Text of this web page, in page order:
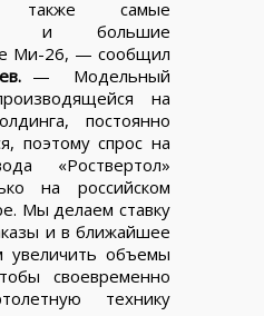
самые
и большие
Ми-26, — сообщил
— Модельный
на
постоянно
поэтому спрос на
«Роствертол»
на российском
Мы делаем ставку
и в ближайшее
увеличить объемы
своевременно
технику